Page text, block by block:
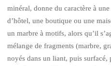
minéral, donne du caractère à
d’hôtel, une boutique ou une
un marbre à motifs, alors qu’il
mélange de fragments (marbre,
noyés dans un liant, puis surfacé,